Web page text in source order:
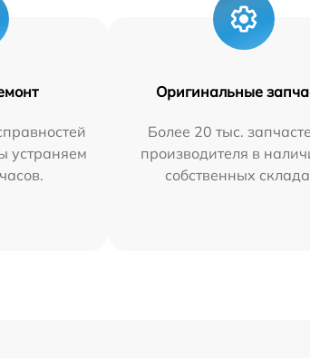
устраняем
Оригинальные
Более 20 тыс.
производителя в
собственных